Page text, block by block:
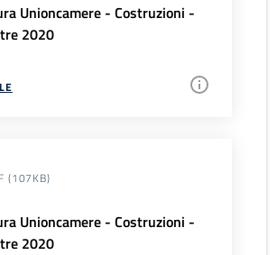
Unioncamere - Costruzioni -
2020
(107KB)
Unioncamere - Costruzioni -
2020